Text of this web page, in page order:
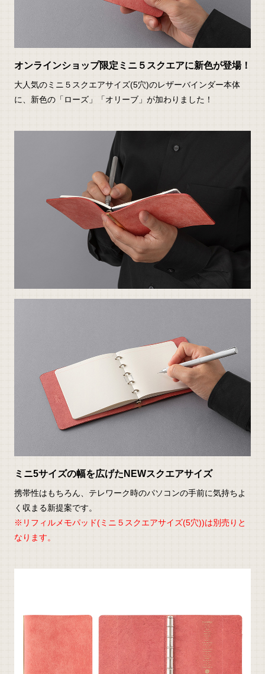
オンラインショップ限定ミニ５スクエアに新色が登場！
大人気のミニ５スクエアサイズ(5穴)のレザーバインダー本体
に、新色の「ローズ」「オリーブ」が加わりました！
ミニ5サイズの幅を広げたNEWスクエアサイズ
携帯性はもちろん、テレワーク時のパソコンの手前に気持ちよ
く収まる新提案です。
※リフィルメモパッド(ミニ５スクエアサイズ(5穴))は別売りと
なります。